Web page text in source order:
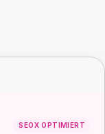
SEOX OPTIMIERT